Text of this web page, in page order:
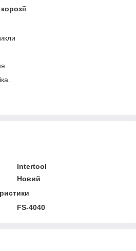
корозії
Intertool
Новий
FS-4040